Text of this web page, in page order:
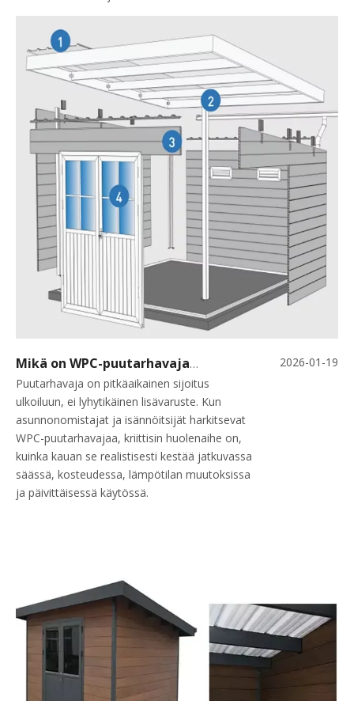
Mikä on WPC-puutarhavajan odotettavissa oleva elinikä?
Puutarhavaja on pitkäaikainen sijoitus
ulkoiluun, ei lyhytikäinen lisävaruste. Kun
asunnonomistajat ja isännöitsijät harkitsevat
WPC-puutarhavajaa, kriittisin huolenaihe on,
kuinka kauan se realistisesti kestää jatkuvassa
säässä, kosteudessa, lämpötilan muutoksissa
ja päivittäisessä käytössä.
2026-01-19